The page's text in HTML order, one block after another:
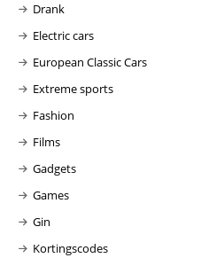
Drank
Electric cars
European Classic Cars
Extreme sports
Fashion
Films
Gadgets
Games
Gin
Kortingscodes